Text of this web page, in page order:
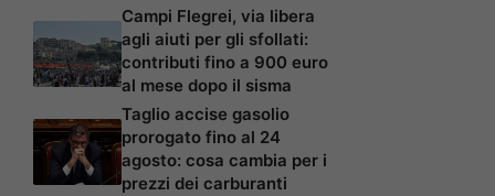
Campi Flegrei, via libera
agli aiuti per gli sfollati:
contributi fino a 900 euro
al mese dopo il sisma
Taglio accise gasolio
prorogato fino al 24
agosto: cosa cambia per i
prezzi dei carburanti